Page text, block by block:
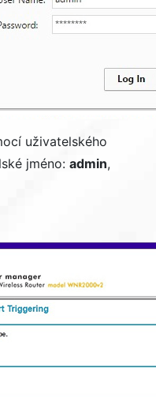
uživatelského
jméno: admin,